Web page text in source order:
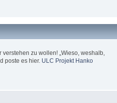
zu wollen! „Wieso, weshalb,
poste es hier. ULC Projekt Hanko